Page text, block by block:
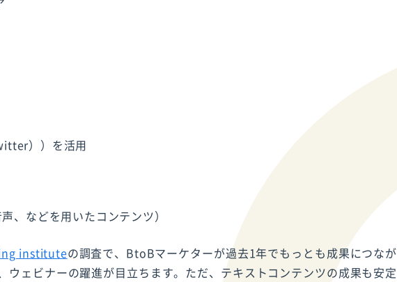
））を活用
、などを用いたコンテンツ）
instituteの調査で、BtoBマーケターが過去1年でもっとも成果につなが
ウェビナーの躍進が目立ちます。ただ、テキストコンテンツの成果も安定